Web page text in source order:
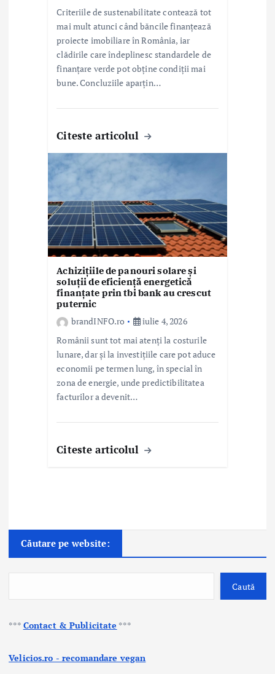
Criteriile de sustenabilitate contează tot
mai mult atunci când băncile finanțează
proiecte imobiliare în România, iar
clădirile care îndeplinesc standardele de
finanțare verde pot obține condiții mai
bune. Concluziile aparțin…
Citeste articolul
Achizițiile de panouri solare și
soluții de eficiență energetică
finanțate prin tbi bank au crescut
puternic
brandINFO.ro
iulie 4, 2026
Românii sunt tot mai atenți la costurile
lunare, dar și la investițiile care pot aduce
economii pe termen lung, în special în
zona de energie, unde predictibilitatea
facturilor a devenit…
Citeste articolul
Căutare pe website:
Caută
*** Contact & Publicitate ***
Velicios.ro - recomandare vegan